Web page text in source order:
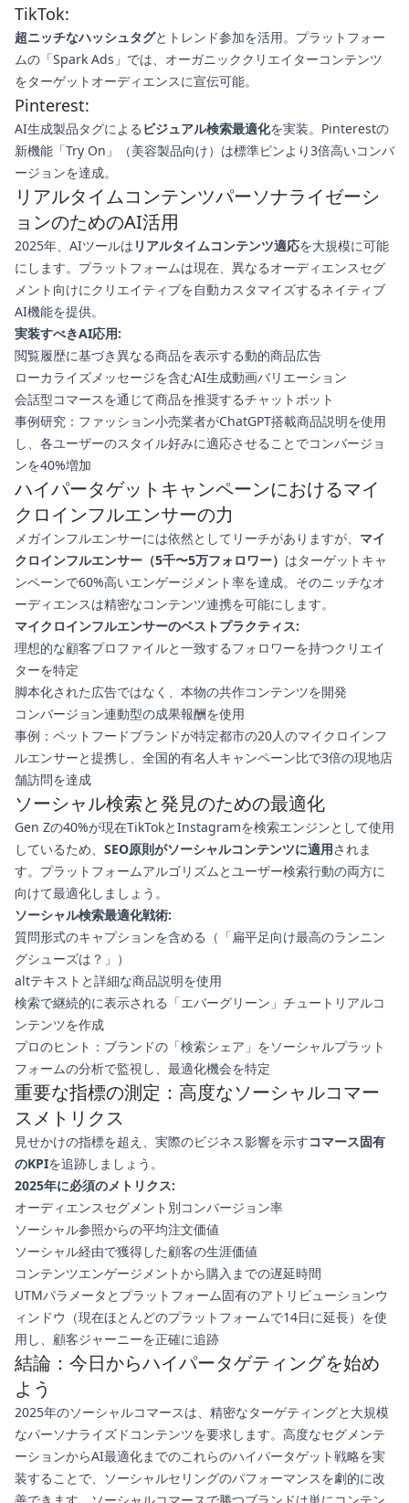
TikTok:
超ニッチなハッシュタグとトレンド参加を活用。プラットフォー
ムの「Spark Ads」では、オーガニッククリエイターコンテンツ
をターゲットオーディエンスに宣伝可能。
Pinterest:
AI生成製品タグによる ビジュアル検索最適化を実装。Pinterestの
新機能「Try On」（美容製品向け）は標準ピンより3倍高いコンバ
ージョンを達成。
リアルタイムコンテンツパーソナライゼーシ
ョンのためのAI活用
2025年、AIツールは リアルタイムコンテンツ適応を大規模に可能
にします。プラットフォームは現在、異なるオーディエンスセグ
メント向けにクリエイティブを自動カスタマイズするネイティブ
AI機能を提供。
実装すべきAI応用:
閲覧履歴に基づき異なる商品を表示する動的商品広告
ローカライズメッセージを含むAI生成動画バリエーション
会話型コマースを通じて商品を推奨するチャットボット
事例研究：ファッション小売業者がChatGPT搭載商品説明を使用
し、各ユーザーのスタイル好みに適応させることでコンバージョ
ンを40%増加
ハイパータゲットキャンペーンにおけるマイ
クロインフルエンサーの力
メガインフルエンサーには依然としてリーチがありますが、 マイ
クロインフルエンサー（5千〜5万フォロワー） はターゲットキャ
ンペーンで60%高いエンゲージメント率を達成。そのニッチなオ
ーディエンスは精密なコンテンツ連携を可能にします。
マイクロインフルエンサーのベストプラクティス:
理想的な顧客プロファイルと一致するフォロワーを持つクリエイ
ターを特定
脚本化された広告ではなく、本物の共作コンテンツを開発
コンバージョン連動型の成果報酬を使用
事例：ペットフードブランドが特定都市の20人のマイクロインフ
ルエンサーと提携し、全国的有名人キャンペーン比で3倍の現地店
舗訪問を達成
ソーシャル検索と発見のための最適化
Gen Zの40%が現在TikTokとInstagramを検索エンジンとして使用
しているため、 SEO原則がソーシャルコンテンツに適用されま
す。プラットフォームアルゴリズムとユーザー検索行動の両方に
向けて最適化しましょう。
ソーシャル検索最適化戦術:
質問形式のキャプションを含める（「扁平足向け最高のランニン
グシューズは？」）
altテキストと詳細な商品説明を使用
検索で継続的に表示される「エバーグリーン」チュートリアルコ
ンテンツを作成
プロのヒント：ブランドの「検索シェア」をソーシャルプラット
フォームの分析で監視し、最適化機会を特定
重要な指標の測定：高度なソーシャルコマー
スメトリクス
見せかけの指標を超え、実際のビジネス影響を示すコマース固有
のKPIを追跡しましょう。
2025年に必須のメトリクス:
オーディエンスセグメント別コンバージョン率
ソーシャル参照からの平均注文価値
ソーシャル経由で獲得した顧客の生涯価値
コンテンツエンゲージメントから購入までの遅延時間
UTMパラメータとプラットフォーム固有のアトリビューションウ
ィンドウ（現在ほとんどのプラットフォームで14日に延長）を使
用し、顧客ジャーニーを正確に追跡
結論：今日からハイパータゲティングを始め
よう
2025年のソーシャルコマースは、精密なターゲティングと大規模
なパーソナライズドコンテンツを要求します。高度なセグメンテ
ーションからAI最適化までのこれらのハイパータゲット戦略を実
装することで、ソーシャルセリングのパフォーマンスを劇的に改